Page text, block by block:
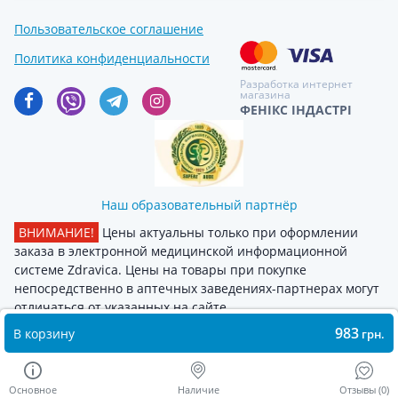
Детское питане Nestle pre nan hmf
обогатитель грудн молока 1г №72
2 636.40 грн.
В корзину 983 грн.
Основное Наличие Отзывы (0)
Пользовательское соглашение
Политика конфиденциальности
Разработка интернет
магазина
ФЕНІКС ІНДАСТРІ
Наш образовательный партнёр
ВНИМАНИЕ! Цены актуальны только при оформлении
заказа в электронной медицинской информационной
системе Zdravica. Цены на товары при покупке
непосредственно в аптечных заведениях-партнерах могут
отличаться от указанных на сайте